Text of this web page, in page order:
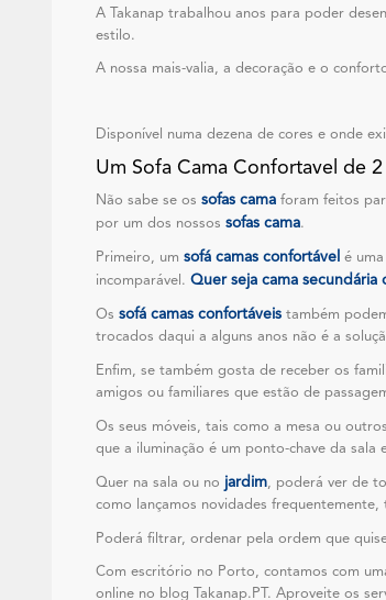
A Takanap trabalhou anos para poder
estilo.
A nossa mais-valia, a decoração e o
Disponível numa dezena de cores e onde
Um Sofa Cama Confortavel de
Não sabe se os sofas cama foram feitos
por um dos nossos sofas cama.
Primeiro, um sofá camas confortável é
incomparável. Quer seja cama secundária
Os sofá camas confortáveis também
trocados daqui a alguns anos não é a
Enfim, se também gosta de receber os
amigos ou familiares que estão de
Os seus móveis, tais como a mesa ou
que a iluminação é um ponto-chave da sala
Quer na sala ou no jardim, poderá ver de
como lançamos novidades
Poderá filtrar, ordenar pela ordem que
Com escritório no Porto, contamos com
online no blog Takanap.PT. Aproveite os